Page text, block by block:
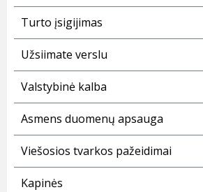
Turto įsigijimas
Užsiimate verslu
Valstybinė kalba
Asmens duomenų apsauga
Viešosios tvarkos pažeidimai
Kapinės